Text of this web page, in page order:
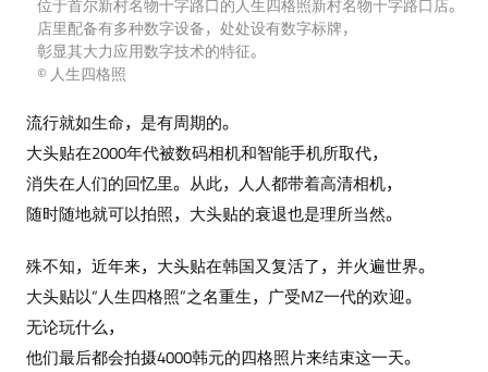
位于首尔新村名物十字路口的人生四格照新村名物十字路口店。
店里配备有多种数字设备，处处设有数字标牌，
彰显其大力应用数字技术的特征。
© 人生四格照
流行就如生命，是有周期的。
大头贴在2000年代被数码相机和智能手机所取代，
消失在人们的回忆里。从此，人人都带着高清相机，
随时随地就可以拍照，大头贴的衰退也是理所当然。
殊不知，近年来，大头贴在韩国又复活了，并火遍世界。
大头贴以“人生四格照”之名重生，广受MZ一代的欢迎。
无论玩什么，
他们最后都会拍摄4000韩元的四格照片来结束这一天。